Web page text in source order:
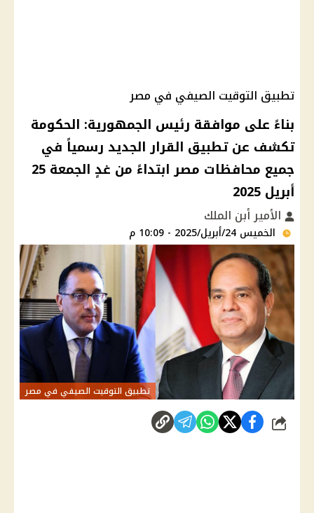
تطبيق التوقيت الصيفي في مصر
بناءً على موافقة رئيس الجمهورية: الحكومة
تكشف عن تطبيق القرار الجديد رسمياً في
جميع محافظات مصر ابتداءً من غدٍ الجمعة 25
أبريل 2025
الأمير أبن الملك
الخميس 24/أبريل/2025 - 10:09 م
تطبيق التوقيت الصيفي في مصر
شارك